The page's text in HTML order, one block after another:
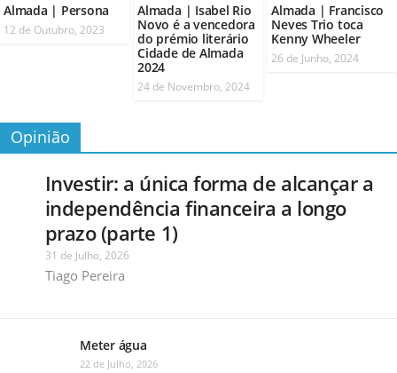
Almada | Persona
12 de Outubro, 2023
Almada | Isabel Rio
Novo é a vencedora
do prémio literário
Cidade de Almada
2024
24 de Novembro, 2024
Almada | Francisco
Neves Trio toca
Kenny Wheeler
26 de Junho, 2024
Opinião
Investir: a única forma de alcançar a
independência financeira a longo
prazo (parte 1)
31 de Julho, 2026
Tiago Pereira
Meter água
22 de Julho, 2026